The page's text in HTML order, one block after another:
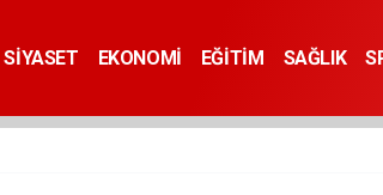
SİYASET EKONOMİ EĞİTİM SAĞLIK